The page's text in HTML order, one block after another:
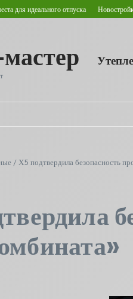
отпуска Новостройка и
/ Х5 подтвердила безопасность